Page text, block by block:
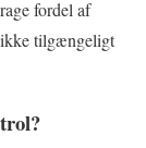
fordel af
ikke tilgængeligt